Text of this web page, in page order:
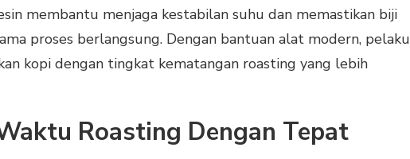
membantu menjaga kestabilan suhu dan memastikan biji
proses berlangsung. Dengan bantuan alat modern, pelaku
kopi dengan tingkat kematangan roasting yang lebih
Roasting Dengan Tepat